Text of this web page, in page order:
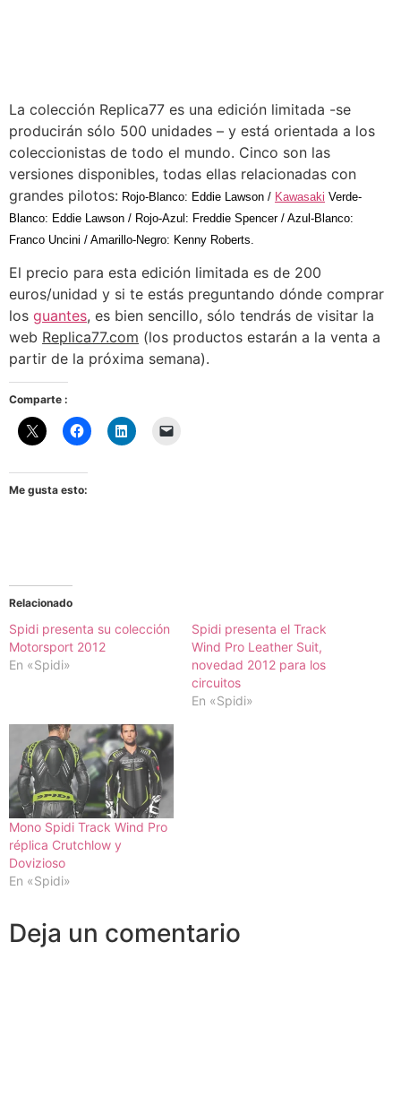
La colección Replica77 es una edición limitada -se
producirán sólo 500 unidades – y está orientada a los
coleccionistas de todo el mundo. Cinco son las
versiones disponibles, todas ellas relacionadas con
grandes pilotos: Rojo-Blanco: Eddie Lawson / Kawasaki Verde-
Blanco: Eddie Lawson / Rojo-Azul: Freddie Spencer / Azul-Blanco:
Franco Uncini / Amarillo-Negro: Kenny Roberts.
El precio para esta edición limitada es de 200
euros/unidad y si te estás preguntando dónde comprar
los guantes, es bien sencillo, sólo tendrás de visitar la
web Replica77.com (los productos estarán a la venta a
partir de la próxima semana).
Comparte :
Me gusta esto:
Relacionado
Spidi presenta su colección
Motorsport 2012
En «Spidi»
Spidi presenta el Track
Wind Pro Leather Suit,
novedad 2012 para los
circuitos
En «Spidi»
Mono Spidi Track Wind Pro
réplica Crutchlow y
Dovizioso
En «Spidi»
Deja un comentario